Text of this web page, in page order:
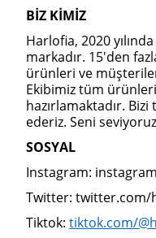
BİZ KİMİZ
Harlofia, 2020
markadır. 15'den
ürünleri ve
Ekibimiz tüm
hazırlamaktadır.
ederiz. Seni
SOSYAL
Instagram:
Twitter: twitter.com/
Tiktok: tiktok.com/